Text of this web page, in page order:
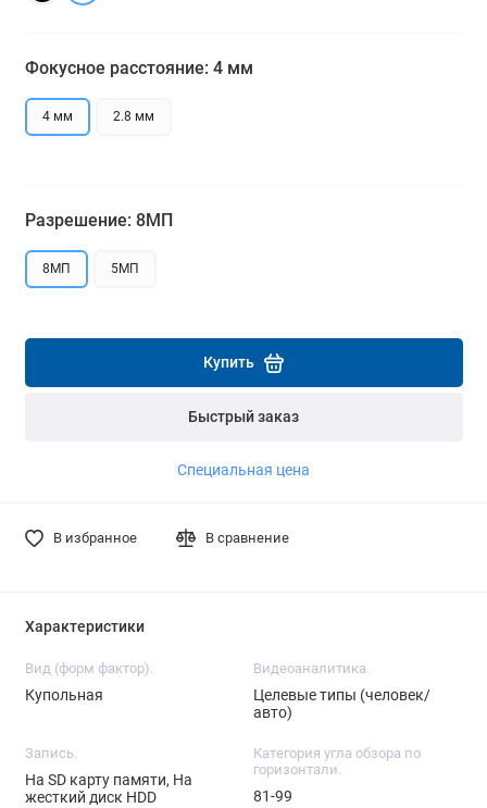
Фокусное расстояние: 4 мм
4 мм 2.8 мм
Разрешение: 8МП
8МП 5МП
Купить
Быстрый заказ
Специальная цена
В избранное В сравнение
Характеристики
Вид (форм фактор).
Купольная
Видеоаналитика.
Целевые типы (человек/
авто)
Запись.
На SD карту памяти, На
жесткий диск HDD
Категория угла обзора по
горизонтали.
81-99